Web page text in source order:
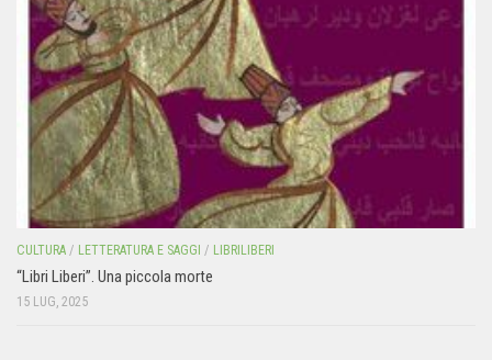
CULTURA / LETTERATURA E SAGGI / LIBRILIBERI
“Libri Liberi”. Una piccola morte
15 LUG, 2025